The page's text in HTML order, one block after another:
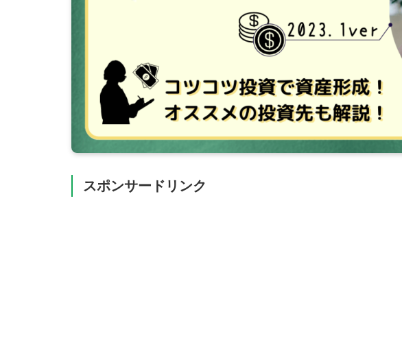
スポンサードリンク